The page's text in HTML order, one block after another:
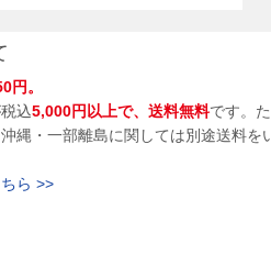
円。
込5,000円以上で、送料無料です。
縄・一部離島に関しては別途送料を
ら >>